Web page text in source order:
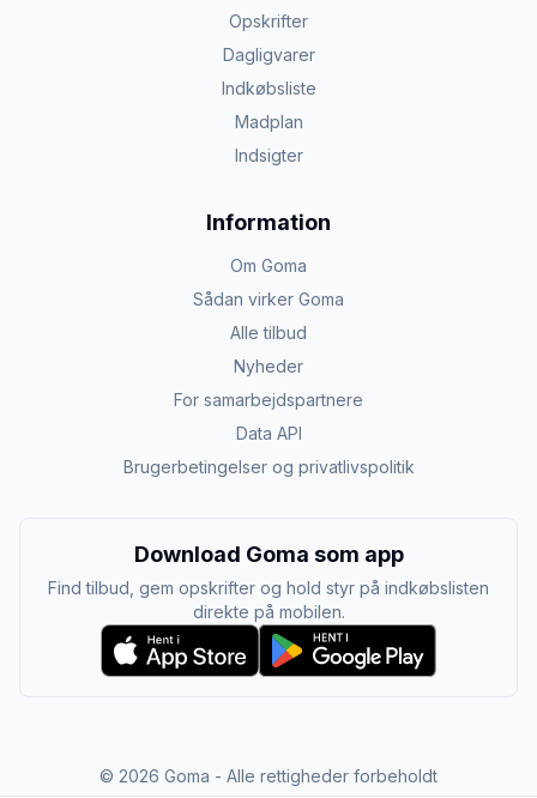
Opskrifter
Dagligvarer
Indkøbsliste
Madplan
Indsigter
Information
Om Goma
Sådan virker Goma
Alle tilbud
Nyheder
For samarbejdspartnere
Data API
Brugerbetingelser og privatlivspolitik
Download Goma som app
Find tilbud, gem opskrifter og hold styr på indkøbslisten
direkte på mobilen.
© 2026 Goma - Alle rettigheder forbeholdt